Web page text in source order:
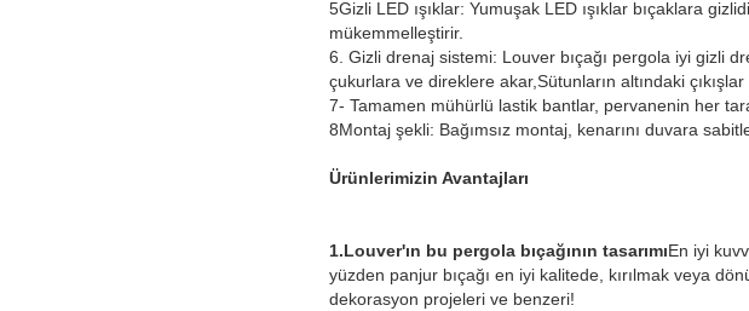
5Gizli LED ışıklar: Yumuşak LED ışıklar bıçaklara
mükemmelleştirir.
6. Gizli drenaj sistemi: Louver bıçağı pergola iyi gizli
çukurlara ve direklere akar,Sütunların altındaki çıkışlar
7- Tamamen mühürlü lastik bantlar, pervanenin her
8Montaj şekli: Bağımsız montaj, kenarını duvara
Ürünlerimizin Avantajları
1.Louver'ın bu pergola bıçağının tasarımıEn iyi
yüzden panjur bıçağı en iyi kalitede, kırılmak veya
dekorasyon projeleri ve benzeri!